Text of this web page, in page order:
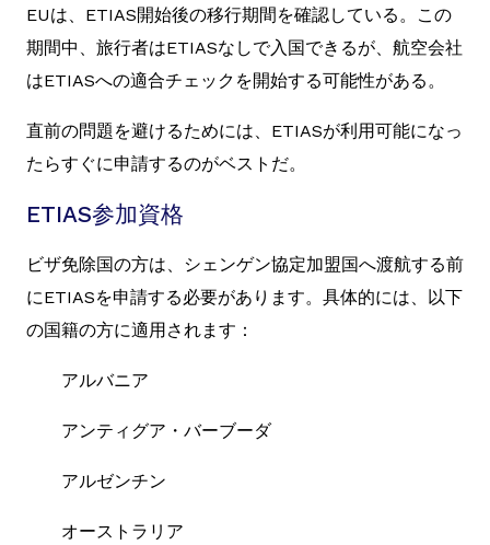
EUは、ETIAS開始後の移行期間を確認している。この
期間中、旅行者はETIASなしで入国できるが、航空会社
はETIASへの適合チェックを開始する可能性がある。
直前の問題を避けるためには、ETIASが利用可能になっ
たらすぐに申請するのがベストだ。
ETIAS参加資格
ビザ免除国の方は、シェンゲン協定加盟国へ渡航する前
にETIASを申請する必要があります。具体的には、以下
の国籍の方に適用されます：
アルバニア
アンティグア・バーブーダ
アルゼンチン
オーストラリア